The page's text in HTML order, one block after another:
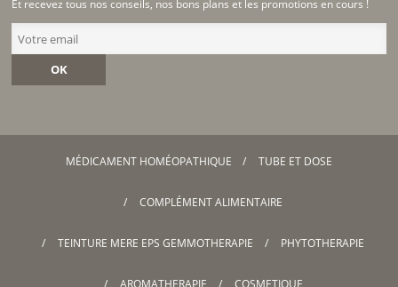
Et recevez tous nos conseils, nos bons plans et les promotions en cours !
OK
MÉDICAMENT HOMÉOPATHIQUE TUBE ET DOSE
COMPLÉMENT ALIMENTAIRE
TEINTURE MERE EPS GEMMOTHERAPIE PHYTOTHERAPIE